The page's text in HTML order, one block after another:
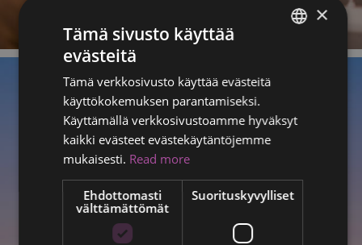
×
Tämä sivusto käyttää
evästeitä
Tämä verkkosivusto käyttää evästeitä
käyttökokemuksen parantamiseksi.
Käyttämällä verkkosivustoamme hyväksyt
kaikki evästeet evästekäytäntöjemme
mukaisesti. Read more
Ehdottomasti
välttämättömät
Suorituskyvylliset